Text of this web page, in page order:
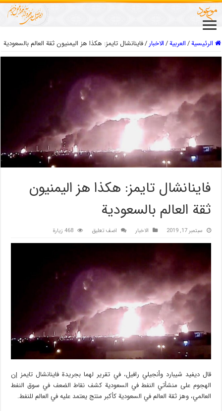
الرئيسية/العربیة/الاخبار/فاينانشال تايمز: هكذا هز الیمنیون ثقة العالم بالسعودية
فاينانشال تايمز: هكذا هز الیمنیون
ثقة العالم بالسعودية
سبتمبر 17, 2019 الاخبار اضف تعليق 468 زيارة
قال ديفيد شيبارد وأنجيلي رافيل، في تقرير لهما بجريدة فاينانشال تايمز إن
الهجوم على منشأتي النفط في السعودية كشف نقاط الضعف في سوق النفط
العالمي، وهز ثقة العالم في السعودية كأكبر منتج يعتمد عليه في العالم للنفط.